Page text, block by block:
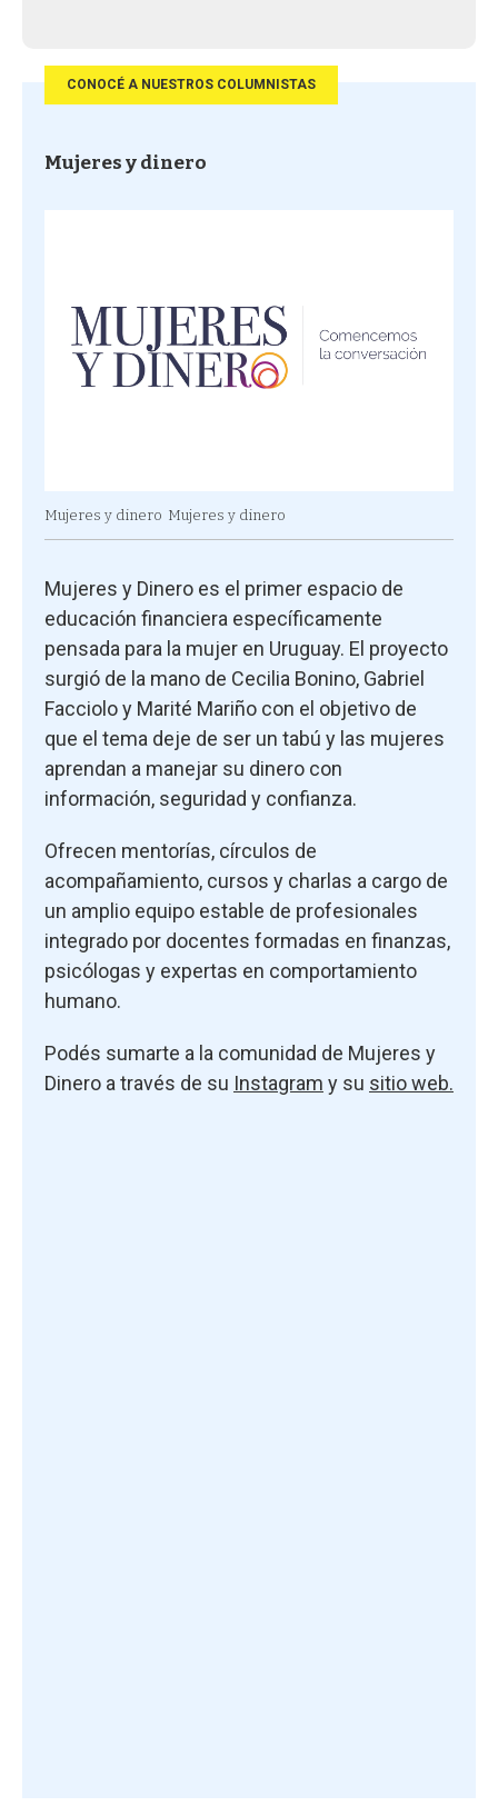
CONOCÉ A NUESTROS COLUMNISTAS
Mujeres y dinero
Mujeres y dinero Mujeres y dinero
Mujeres y Dinero es el primer espacio de
educación financiera específicamente
pensada para la mujer en Uruguay. El proyecto
surgió de la mano de Cecilia Bonino, Gabriel
Facciolo y Marité Mariño con el objetivo de
que el tema deje de ser un tabú y las mujeres
aprendan a manejar su dinero con
información, seguridad y confianza.
Ofrecen mentorías, círculos de
acompañamiento, cursos y charlas a cargo de
un amplio equipo estable de profesionales
integrado por docentes formadas en finanzas,
psicólogas y expertas en comportamiento
humano.
Podés sumarte a la comunidad de Mujeres y
Dinero a través de su Instagram y su sitio web.